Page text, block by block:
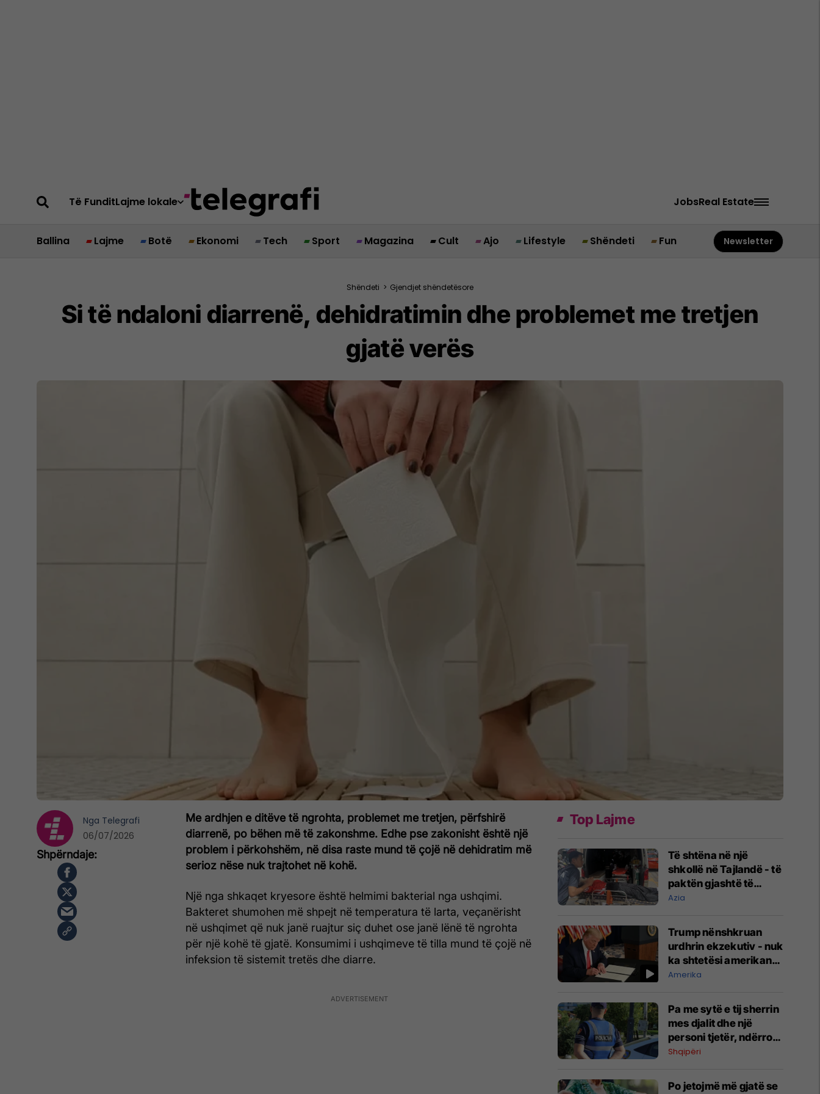
Të FunditLajme lokale JobsReal Estate
Ballina Lajme Botë Ekonomi Tech Sport Magazina Cult Ajo Lifestyle Shëndeti Fun Newsletter
Shëndeti > Gjendjet shëndetësore
Si të ndaloni diarrenë, dehidratimin dhe problemet me tretjen
gjatë verës
Me ardhjen e ditëve të ngrohta, problemet me tretjen, përfshirë
diarrenë, po bëhen më të zakonshme. Edhe pse zakonisht është një
problem i përkohshëm, në disa raste mund të çojë në dehidratim më
serioz nëse nuk trajtohet në kohë.
Një nga shkaqet kryesore është helmimi bakterial nga ushqimi.
Bakteret shumohen më shpejt në temperatura të larta, veçanërisht
në ushqimet që nuk janë ruajtur siç duhet ose janë lënë të ngrohta
për një kohë të gjatë. Konsumimi i ushqimeve të tilla mund të çojë në
infeksion të sistemit tretës dhe diarre.
Nga Telegrafi
06/07/2026
Top Lajme
Të shtëna në një
shkollë në Tajlandë - të
paktën gjashtë të
vrarë, eliminohet edhe
Azia
Trump nënshkruan
urdhrin ekzekutiv - nuk
ka shtetësi amerikane
përmes lindjes së
Amerika
Pa me sytë e tij sherrin
mes djalit dhe një
personi tjetër, ndërron
jetë nga arresti kardiak
Roskovec
Shqipëri
Po jetojmë më gjatë se